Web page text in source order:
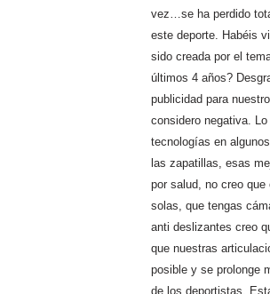
vez…se ha perdido
este deporte. Habéis
sido creada por el
últimos 4 años?
publicidad para
considero negativa.
tecnologías en
las zapatillas, esas
por salud, no creo
solas, que tengas
anti deslizantes creo
que nuestras
posible y se prolonge
de los deportistas.